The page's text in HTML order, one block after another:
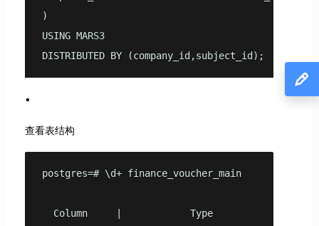
)
USING MARS3
DISTRIBUTED BY (company_id,subject_id);
查看表结构
postgres=# \d+ finance_voucher_main
Column     |            Type             |